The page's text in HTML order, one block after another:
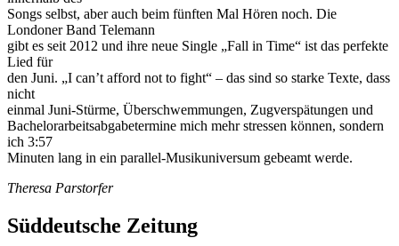
Songs selbst, aber auch beim fünften Mal Hören noch. Die
Londoner Band Telemann
gibt es seit 2012 und ihre neue Single „Fall in Time“ ist das perfekte
Lied für
den Juni. „I can’t afford not to fight“ – das sind so starke Texte, dass
nicht
einmal Juni-Stürme, Überschwemmungen, Zugverspätungen und
Bachelorarbeitsabgabetermine mich mehr stressen können, sondern
ich 3:57
Minuten lang in ein parallel-Musikuniversum gebeamt werde.
Theresa Parstorfer
Süddeutsche Zeitung